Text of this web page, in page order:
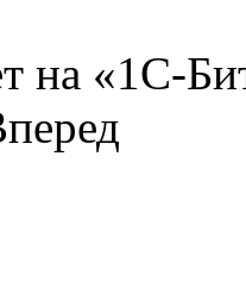
на «1С-